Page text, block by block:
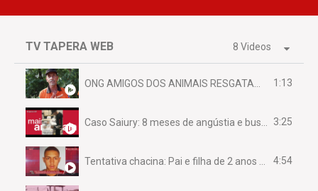
TV TAPERA WEB 8 Videos
1:13
3:25
4:54